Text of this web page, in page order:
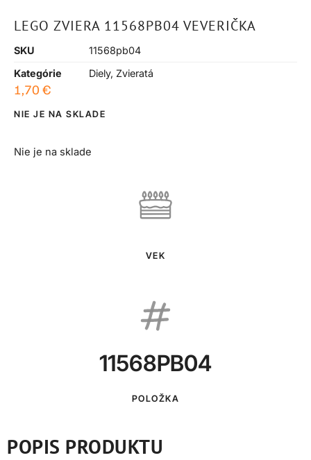
LEGO ZVIERA 11568PB04 VEVERIČKA
SKU
11568pb04
Kategórie
Diely, Zvieratá
1,70 €
NIE JE NA SKLADE
Nie je na sklade
VEK
11568PB04
POLOŽKA
POPIS PRODUKTU